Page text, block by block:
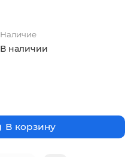
Наличие
В наличии
В корзину